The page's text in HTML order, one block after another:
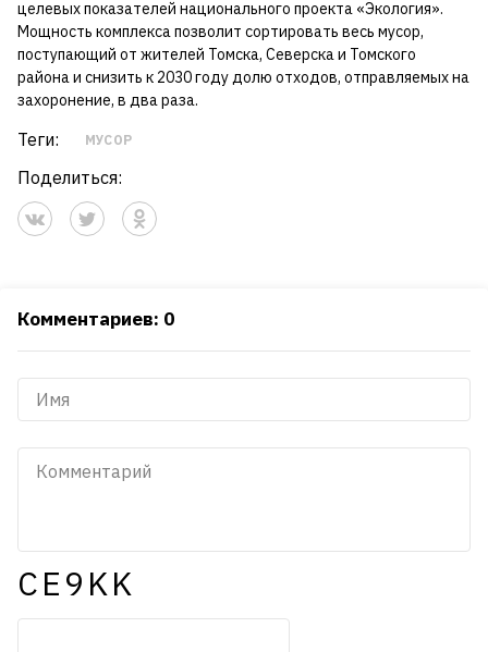
целевых показателей национального проекта «Экология».
Мощность комплекса позволит сортировать весь мусор,
поступающий от жителей Томска, Северска и Томского
района и снизить к 2030 году долю отходов, отправляемых на
захоронение, в два раза.
Теги: МУСОР
Поделиться:
Комментариев: 0
CE9KK